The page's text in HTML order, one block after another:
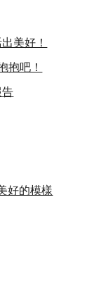
美好！
抱吧！
告
好的模樣